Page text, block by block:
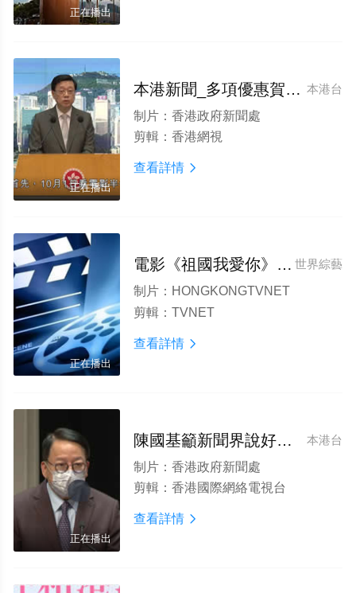
正在播出
正在播出
本港台
本港新聞_多項優惠賀國慶
制片： 香港政府新聞處
剪輯： 香港網視
查看詳情 
正在播出
世界綜藝
電影《祖國我愛你》開機新聞發布會在海口隆重舉行
制片： HONGKONGTVNET
剪輯： TVNET
查看詳情 
正在播出
本港台
陳國基籲新聞界說好中國故事
制片： 香港政府新聞處
剪輯： 香港國際網絡電視台
查看詳情 